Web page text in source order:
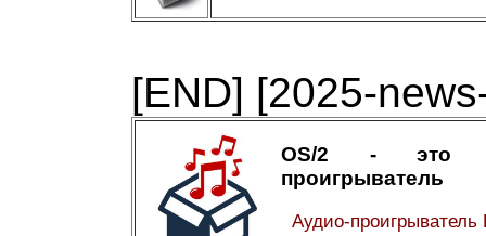
[END] [2025-
OS/2 - это
проигрыватель
Аудио-проигрыватель